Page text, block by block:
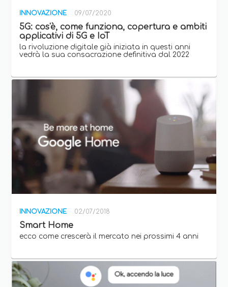
INNOVAZIONE 09/07/2020
5G: cos'è, come funziona, copertura e ambiti
applicativi di 5G e IoT
la rivoluzione digitale già iniziata in questi anni
vedrà la sua consacrazione definitiva dal 2022
INNOVAZIONE 02/07/2018
Smart Home
ecco come crescerà il mercato nei prossimi 4 anni